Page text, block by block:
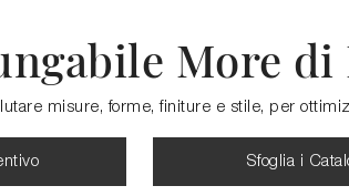
More di
misure, forme, finiture e stile, per
Sfoglia i